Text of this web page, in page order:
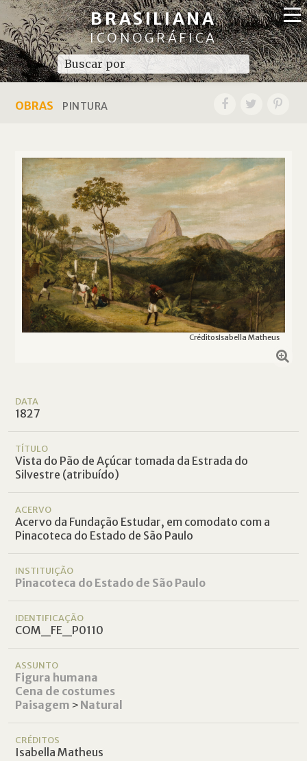
BRASILIANA
ICONOGRÁFICA
OBRAS PINTURA
CréditosIsabella Matheus
DATA
1827
TÍTULO
Vista do Pão de Açúcar tomada da Estrada do
Silvestre (atribuído)
ACERVO
Acervo da Fundação Estudar, em comodato com a
Pinacoteca do Estado de São Paulo
INSTITUIÇÃO
Pinacoteca do Estado de São Paulo
IDENTIFICAÇÃO
COM_FE_P0110
ASSUNTO
Figura humana
Cena de costumes
Paisagem ˃ Natural
CRÉDITOS
Isabella Matheus